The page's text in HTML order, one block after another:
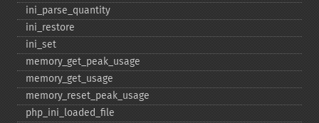
ini_​parse_​quantity
ini_​restore
ini_​set
memory_​get_​peak_​usage
memory_​get_​usage
memory_​reset_​peak_​usage
php_​ini_​loaded_​file